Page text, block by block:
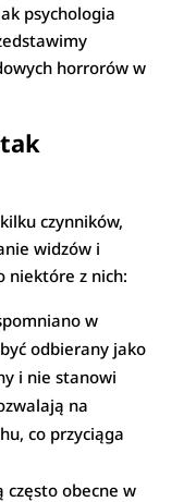
psychologia
horrorów w
czynników,
widzów i
niektóre z nich:
w
odbierany jako
i nie stanowi
na
co przyciąga
często obecne w